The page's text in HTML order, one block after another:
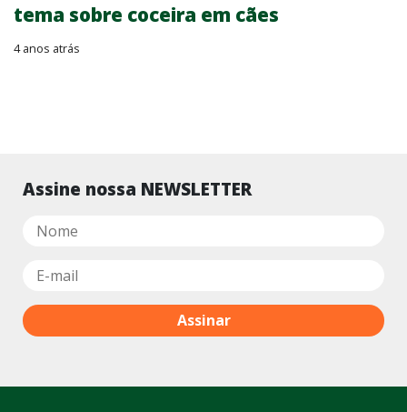
tema sobre coceira em cães
4 anos atrás
Assine nossa NEWSLETTER